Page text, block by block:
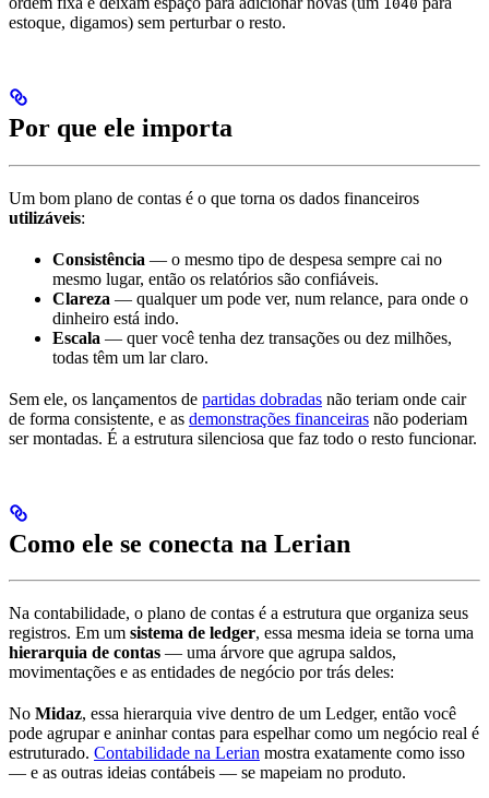
1040
estoque, digamos) sem perturbar o resto.
Por que ele importa
Um bom plano de contas é o que torna os dados financeiros
utilizáveis:
Consistência — o mesmo tipo de despesa sempre cai no
mesmo lugar, então os relatórios são confiáveis.
Clareza — qualquer um pode ver, num relance, para onde o
dinheiro está indo.
Escala — quer você tenha dez transações ou dez milhões,
todas têm um lar claro.
Sem ele, os lançamentos de partidas dobradas não teriam onde cair
de forma consistente, e as demonstrações financeiras não poderiam
ser montadas. É a estrutura silenciosa que faz todo o resto funcionar.
Como ele se conecta na Lerian
Na contabilidade, o plano de contas é a estrutura que organiza seus
registros. Em um sistema de ledger, essa mesma ideia se torna uma
hierarquia de contas — uma árvore que agrupa saldos,
movimentações e as entidades de negócio por trás deles:
No Midaz, essa hierarquia vive dentro de um Ledger, então você
pode agrupar e aninhar contas para espelhar como um negócio real é
estruturado. Contabilidade na Lerian mostra exatamente como isso
— e as outras ideias contábeis — se mapeiam no produto.